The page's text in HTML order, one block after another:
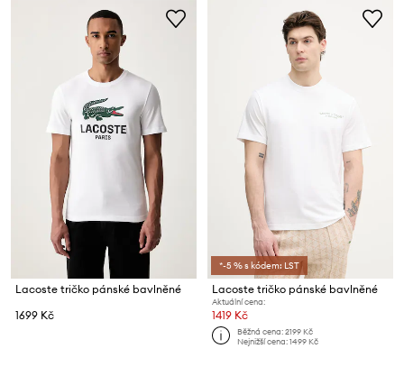
Lacoste tričko pánské bavlněné
1699 Kč
*-5 % s kódem: LST
Lacoste tričko pánské bavlněné
Aktuální cena:
1419 Kč
Běžná cena:2199 Kč
Nejnižší cena:1499 Kč